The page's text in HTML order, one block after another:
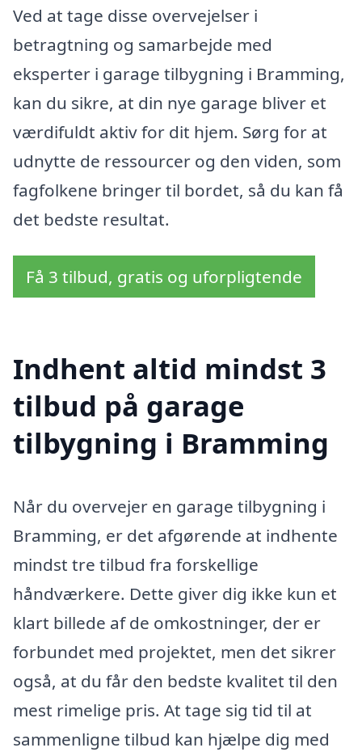
Ved at tage disse overvejelser i
betragtning og samarbejde med
eksperter i garage tilbygning i Bramming,
kan du sikre, at din nye garage bliver et
værdifuldt aktiv for dit hjem. Sørg for at
udnytte de ressourcer og den viden, som
fagfolkene bringer til bordet, så du kan få
det bedste resultat.
Få 3 tilbud, gratis og uforpligtende
Indhent altid mindst 3
tilbud på garage
tilbygning i Bramming
Når du overvejer en garage tilbygning i
Bramming, er det afgørende at indhente
mindst tre tilbud fra forskellige
håndværkere. Dette giver dig ikke kun et
klart billede af de omkostninger, der er
forbundet med projektet, men det sikrer
også, at du får den bedste kvalitet til den
mest rimelige pris. At tage sig tid til at
sammenligne tilbud kan hjælpe dig med